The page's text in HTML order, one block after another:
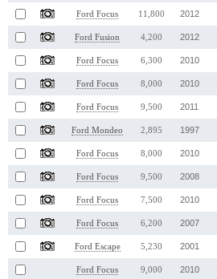
Ford Focus 11,800 2012
Ford Fusion 4,200 2012
Ford Focus 6,300 2010
Ford Focus 8,000 2010
Ford Focus 9,500 2011
Ford Mondeo 2,895 1997
Ford Focus 8,000 2010
Ford Focus 9,500 2008
Ford Focus 7,500 2010
Ford Focus 6,200 2007
Ford Escape 5,230 2001
Ford Focus 9,000 2010